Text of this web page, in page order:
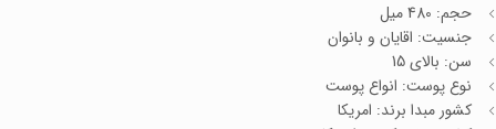
حجم: 480 میل
جنسیت: اقایان و بانوان
سن: بالای 15
نوع پوست: انواع پوست
کشور مبدا برند: امریکا